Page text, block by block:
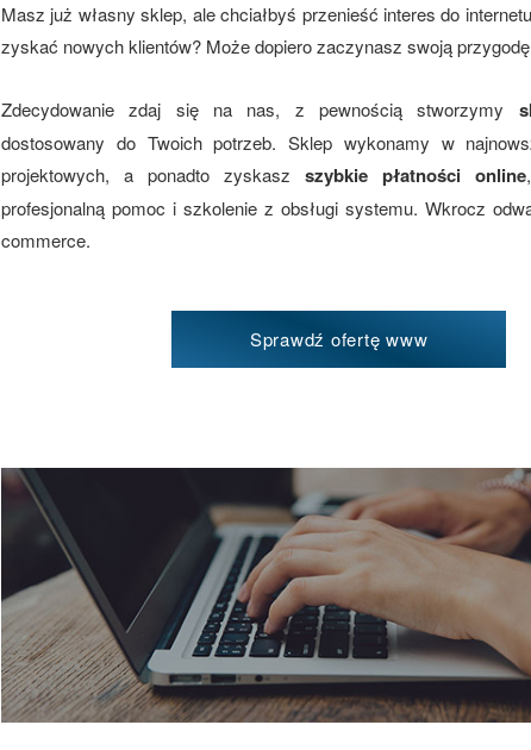
Masz już własny sklep, ale chciałbyś przenieść interes do
zyskać nowych klientów? Może dopiero zaczynasz swoją
Zdecydowanie zdaj się na nas, z pewnością stworzymy
dostosowany do Twoich potrzeb. Sklep wykonamy w
projektowych, a ponadto zyskasz szybkie płatności online
profesjonalną pomoc i szkolenie z obsługi systemu. Wkrocz
commerce.
Sprawdź ofertę www